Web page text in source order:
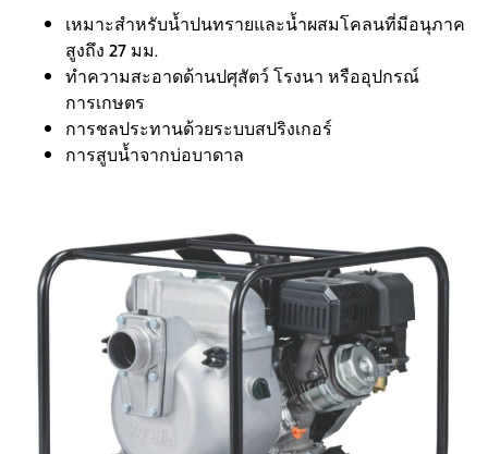
เหมาะสำหรับน้ำปนทรายและน้ำผสมโคลนที่มีอนุภาค
สูงถึง 27 มม.
ทำความสะอาดด้านปศุสัตว์ โรงนา หรืออุปกรณ์
การเกษตร
การชลประทานด้วยระบบสปริงเกอร์
การสูบน้ำจากบ่อบาดาล